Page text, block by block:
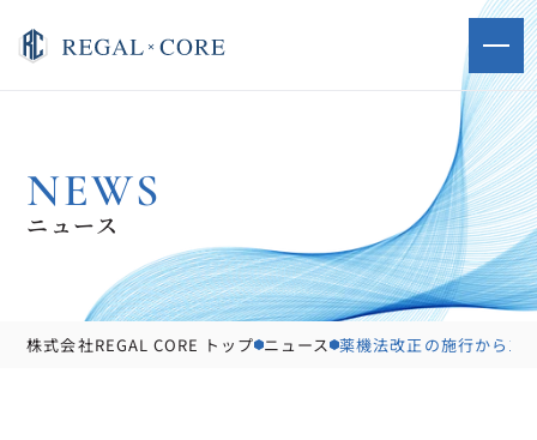
NEWS
ニュース
株式会社REGAL CORE トップ ニュース 薬機法改正の施行から1